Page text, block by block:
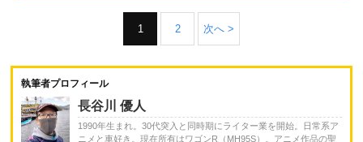
1 2 次へ >
執筆者プロフィール
長谷川 優人
1990年生まれ。30代突入と同時期にライター業を開始。日常系ア
ニメと車好き。現在所有はワゴンR（MH95S）。アニメ作品の聖